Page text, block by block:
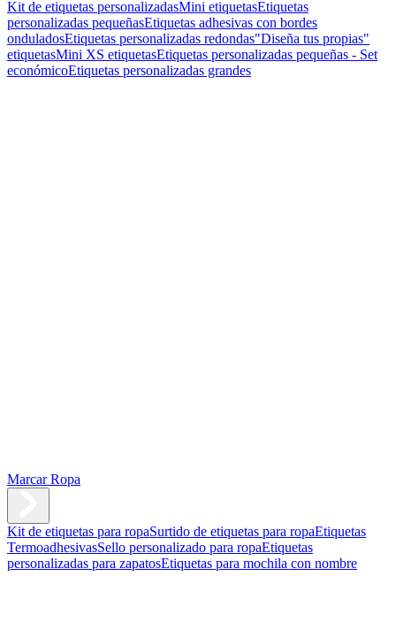
Kit de etiquetas personalizadasMini etiquetasEtiquetas
personalizadas pequeñasEtiquetas adhesivas con bordes
onduladosEtiquetas personalizadas redondas"Diseña tus propias"
etiquetasMini XS etiquetasEtiquetas personalizadas pequeñas - Set
económicoEtiquetas personalizadas grandes
Marcar Ropa
Kit de etiquetas para ropaSurtido de etiquetas para ropaEtiquetas
TermoadhesivasSello personalizado para ropaEtiquetas
personalizadas para zapatosEtiquetas para mochila con nombre